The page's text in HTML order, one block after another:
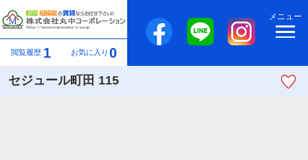
閲覧履歴 1 お気に入り 0
メニュー
セジュール町田 115